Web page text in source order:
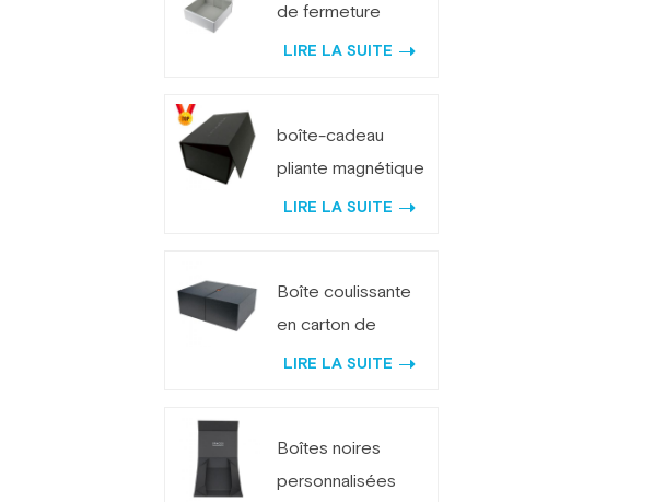
de fermeture
magnétique pliante
LIRE LA SUITE
boîte-cadeau
pliante magnétique
noire classique
LIRE LA SUITE
Boîte coulissante
en carton de
papier texturé
parfum
LIRE LA SUITE
Boîtes noires
personnalisées